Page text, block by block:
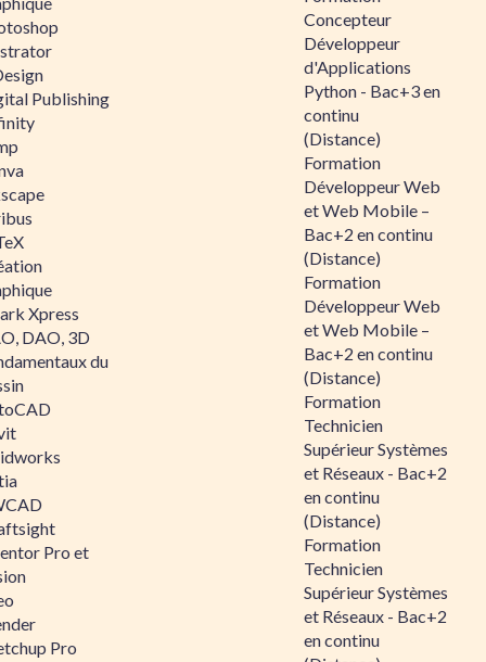
Publishing
Xpress
DAO, 3D
du
Pro et
Pro
Concepteur
Développeur
d'Applications
Python - Bac+3 en
continu
(Distance)
Formation
Développeur Web
et Web Mobile –
Bac+2 en continu
(Distance)
Formation
Développeur Web
et Web Mobile –
Bac+2 en continu
(Distance)
Formation
Technicien
Supérieur Systèmes
et Réseaux - Bac+2
en continu
(Distance)
Formation
Technicien
Supérieur Systèmes
et Réseaux - Bac+2
en continu